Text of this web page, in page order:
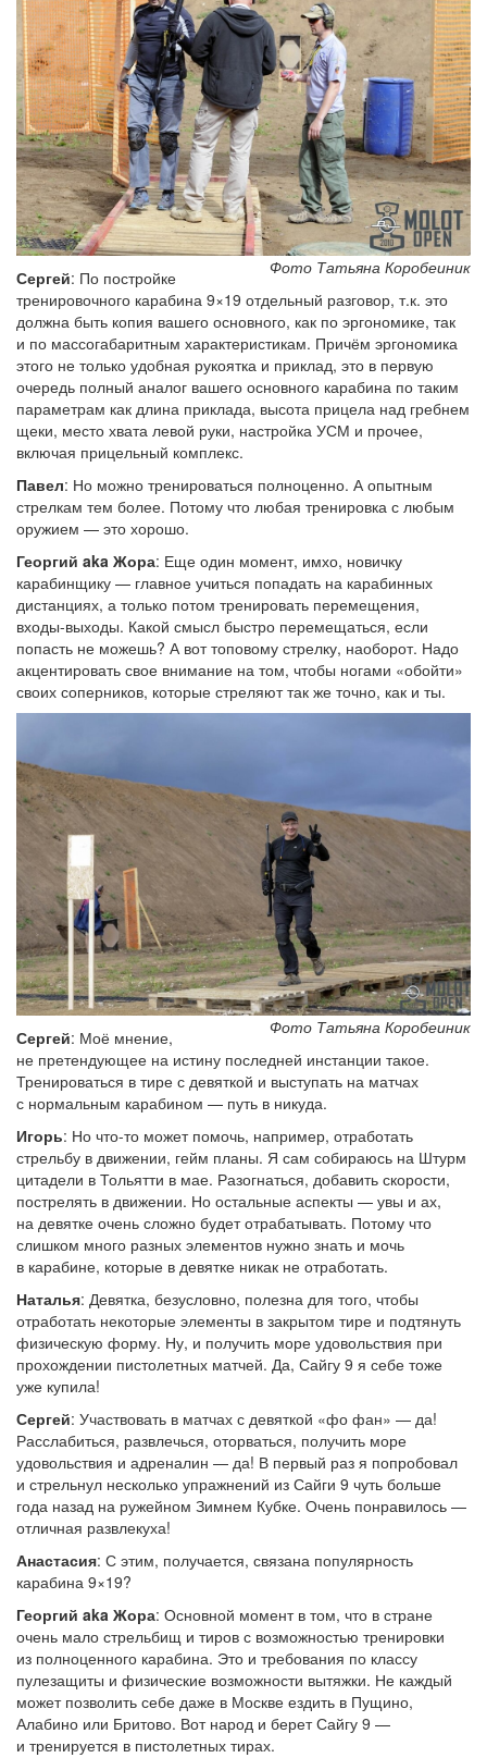
Фото Татьяна Коробеиник
Сергей: По постройке
тренировочного карабина 9×19 отдельный разговор, т.к. это
должна быть копия вашего основного, как по эргономике, так
и по массогабаритным характеристикам. Причём эргономика
этого не только удобная рукоятка и приклад, это в первую
очередь полный аналог вашего основного карабина по таким
параметрам как длина приклада, высота прицела над гребнем
щеки, место хвата левой руки, настройка УСМ и прочее,
включая прицельный комплекс.
Павел: Но можно тренироваться полноценно. А опытным
стрелкам тем более. Потому что любая тренировка с любым
оружием — это хорошо.
Георгий aka Жора: Еще один момент, имхо, новичку
карабинщику — главное учиться попадать на карабинных
дистанциях, а только потом тренировать перемещения,
входы-выходы. Какой смысл быстро перемещаться, если
попасть не можешь? А вот топовому стрелку, наоборот. Надо
акцентировать свое внимание на том, чтобы ногами «обойти»
своих соперников, которые стреляют так же точно, как и ты.
Фото Татьяна Коробеиник
Сергей: Моё мнение,
не претендующее на истину последней инстанции такое.
Тренироваться в тире с девяткой и выступать на матчах
с нормальным карабином — путь в никуда.
Игорь: Но что-то может помочь, например, отработать
стрельбу в движении, гейм планы. Я сам собираюсь на Штурм
цитадели в Тольятти в мае. Разогнаться, добавить скорости,
пострелять в движении. Но остальные аспекты — увы и ах,
на девятке очень сложно будет отрабатывать. Потому что
слишком много разных элементов нужно знать и мочь
в карабине, которые в девятке никак не отработать.
Наталья: Девятка, безусловно, полезна для того, чтобы
отработать некоторые элементы в закрытом тире и подтянуть
физическую форму. Ну, и получить море удовольствия при
прохождении пистолетных матчей. Да, Сайгу 9 я себе тоже
уже купила!
Сергей: Участвовать в матчах с девяткой «фо фан» — да!
Расслабиться, развлечься, оторваться, получить море
удовольствия и адреналин — да! В первый раз я попробовал
и стрельнул несколько упражнений из Сайги 9 чуть больше
года назад на ружейном Зимнем Кубке. Очень понравилось —
отличная развлекуха!
Анастасия: С этим, получается, связана популярность
карабина 9×19?
Георгий aka Жора: Основной момент в том, что в стране
очень мало стрельбищ и тиров с возможностью тренировки
из полноценного карабина. Это и требования по классу
пулезащиты и физические возможности вытяжки. Не каждый
может позволить себе даже в Москве ездить в Пущино,
Алабино или Бритово. Вот народ и берет Сайгу 9 —
и тренируется в пистолетных тирах.